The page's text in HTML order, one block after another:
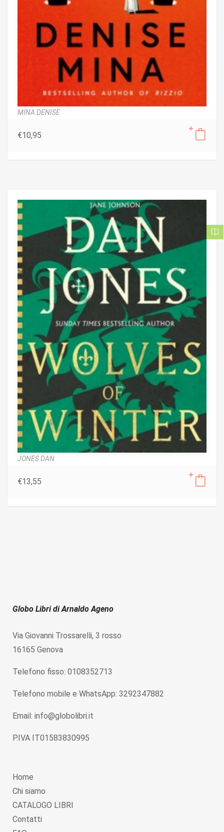
MINA DENISE
€10,95
JONES DAN
€13,55
Globo Libri di Arnaldo Ageno
Via Giovanni Trossarelli, 3 rosso
16165 Genova
Telefono fisso: 0108352713
Telefono mobile e WhatsApp: 3292347882
Email: info@globolibri.it
P.IVA IT01583830995
Home
Chi siamo
CATALOGO LIBRI
Contatti